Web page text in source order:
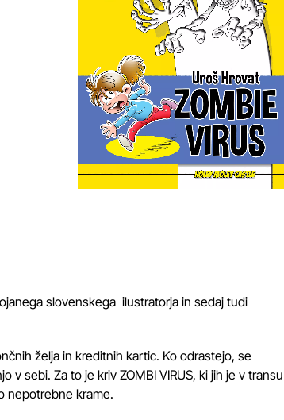
slovenskega ilustratorja in sedaj tudi
želja in kreditnih kartic. Ko odrastejo, se
sebi. Za to je kriv ZOMBI VIRUS, ki jih je v transu
nepotrebne krame.